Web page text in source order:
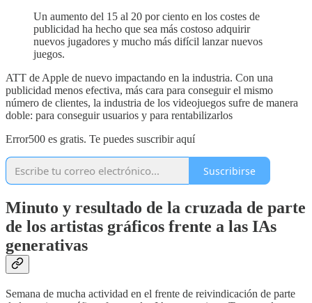
Un aumento del 15 al 20 por ciento en los costes de
publicidad ha hecho que sea más costoso adquirir
nuevos jugadores y mucho más difícil lanzar nuevos
juegos.
ATT de Apple de nuevo impactando en la industria. Con una
publicidad menos efectiva, más cara para conseguir el mismo
número de clientes, la industria de los videojuegos sufre de manera
doble: para conseguir usuarios y para rentabilizarlos
Error500 es gratis. Te puedes suscribir aquí
Suscribirse
Minuto y resultado de la cruzada de parte
de los artistas gráficos frente a las IAs
generativas
Semana de mucha actividad en el frente de reivindicación de parte